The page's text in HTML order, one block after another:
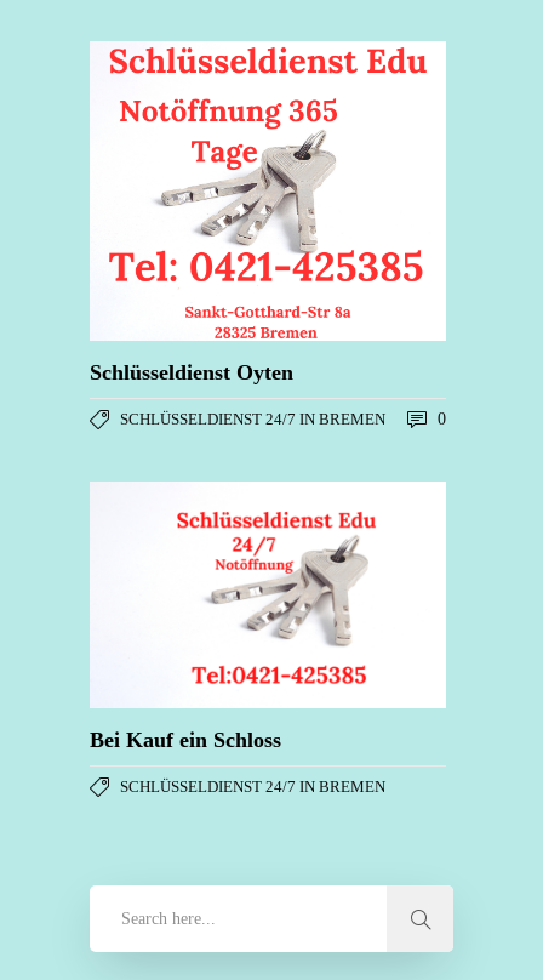
Schlüsseldienst Oyten
SCHLÜSSELDIENST 24/7 IN BREMEN 0
Bei Kauf ein Schloss
SCHLÜSSELDIENST 24/7 IN BREMEN